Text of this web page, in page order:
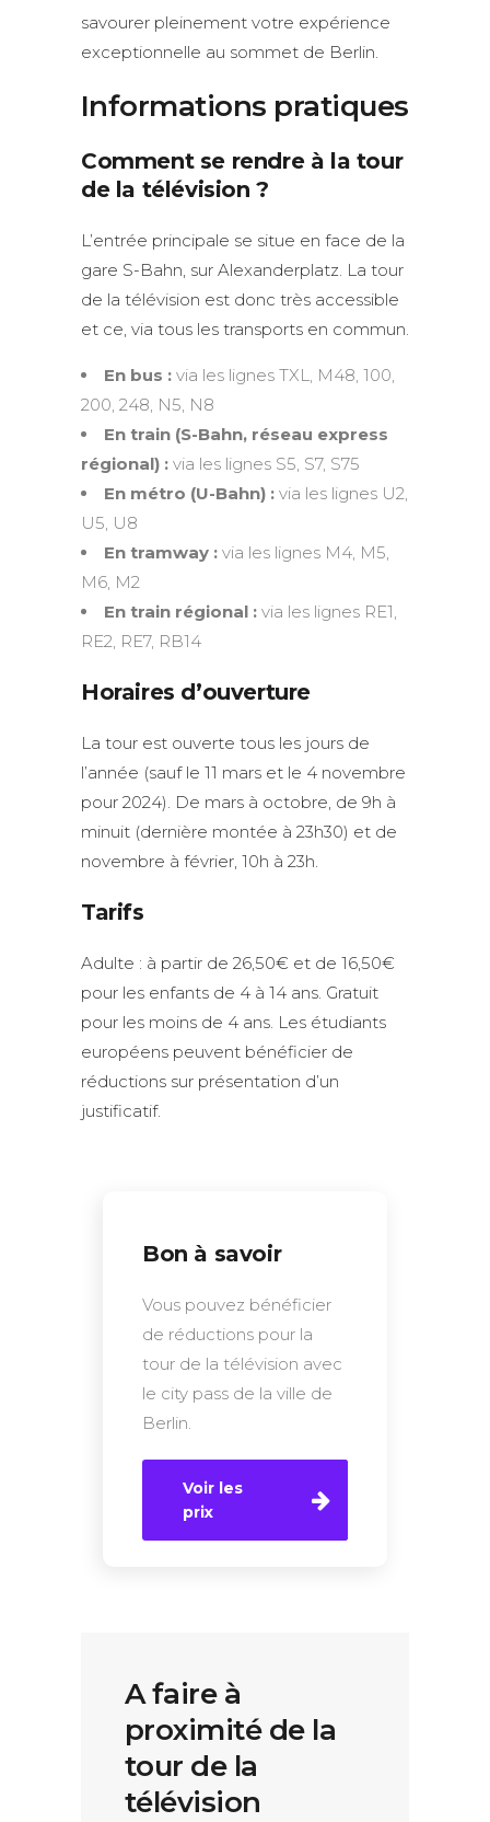
savourer pleinement votre expérience
exceptionnelle au sommet de Berlin.
Informations pratiques
Comment se rendre à la tour
de la télévision ?
L’entrée principale se situe en face de la
gare S-Bahn, sur Alexanderplatz. La tour
de la télévision est donc très accessible
et ce, via tous les transports en commun.
En bus : via les lignes TXL, M48, 100,
200, 248, N5, N8
En train (S-Bahn, réseau express
régional) : via les lignes S5, S7, S75
En métro (U-Bahn) : via les lignes U2,
U5, U8
En tramway : via les lignes M4, M5,
M6, M2
En train régional : via les lignes RE1,
RE2, RE7, RB14
Horaires d’ouverture
La tour est ouverte tous les jours de
l’année (sauf le 11 mars et le 4 novembre
pour 2024). De mars à octobre, de 9h à
minuit (dernière montée à 23h30) et de
novembre à février, 10h à 23h.
Tarifs
Adulte : à partir de 26,50€ et de 16,50€
pour les enfants de 4 à 14 ans. Gratuit
pour les moins de 4 ans. Les étudiants
européens peuvent bénéficier de
réductions sur présentation d’un
justificatif.
Bon à savoir
Vous pouvez bénéficier
de réductions pour la
tour de la télévision avec
le city pass de la ville de
Berlin.
Voir les
prix
A faire à
proximité de la
tour de la
télévision